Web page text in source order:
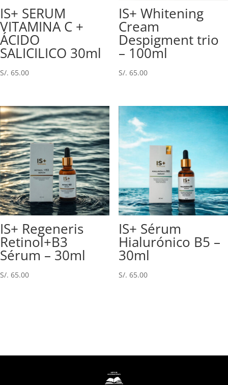
IS+ SERUM
VITAMINA C +
ÁCIDO
SALICILICO 30ml
S/. 65.00
IS+ Whitening
Cream
Despigment trio
– 100ml
S/. 65.00
IS+ Regeneris
Retinol+B3
Sérum – 30ml
S/. 65.00
IS+ Sérum
Hialurónico B5 –
30ml
S/. 65.00